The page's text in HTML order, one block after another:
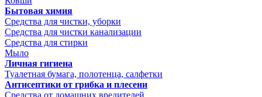
Бытовая химия
Средства для чистки, уборки
Средства для чистки канализации
Средства для стирки
Мыло
Личная гигиена
Туалетная бумага, полотенца, салфетки
Антисептики от грибка и плесени
Средства от домашних вредителей